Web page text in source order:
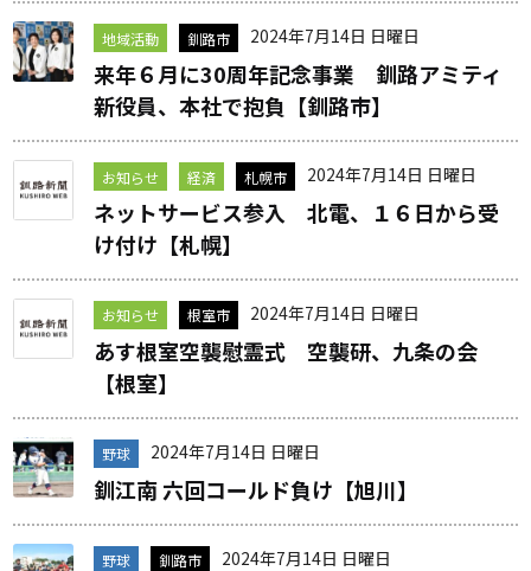
地域活動 釧路市 2024年7月14日 日曜日
来年６月に30周年記念事業 釧路アミティ
新役員、本社で抱負【釧路市】
お知らせ 経済 札幌市 2024年7月14日 日曜日
ネットサービス参入 北電、１６日から受
け付け【札幌】
お知らせ 根室市 2024年7月14日 日曜日
あす根室空襲慰霊式 空襲研、九条の会
【根室】
野球 2024年7月14日 日曜日
釧江南 六回コールド負け【旭川】
野球 釧路市 2024年7月14日 日曜日